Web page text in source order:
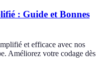
: Guide et Bonnes
et efficace avec nos
Améliorez votre codage dès